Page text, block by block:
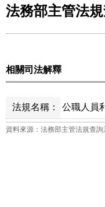
法務部主管法
相關司法解釋
法規名稱： 公職人員
資料來源：法務部主管法規查詢